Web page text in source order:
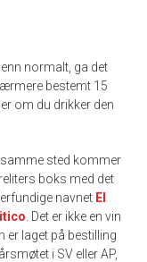
normalt, ga det
bestemt 15
om du drikker den
sted kommer
boks med det
navnet El
. Det er ikke en vin
er laget på bestilling
i SV eller AP,